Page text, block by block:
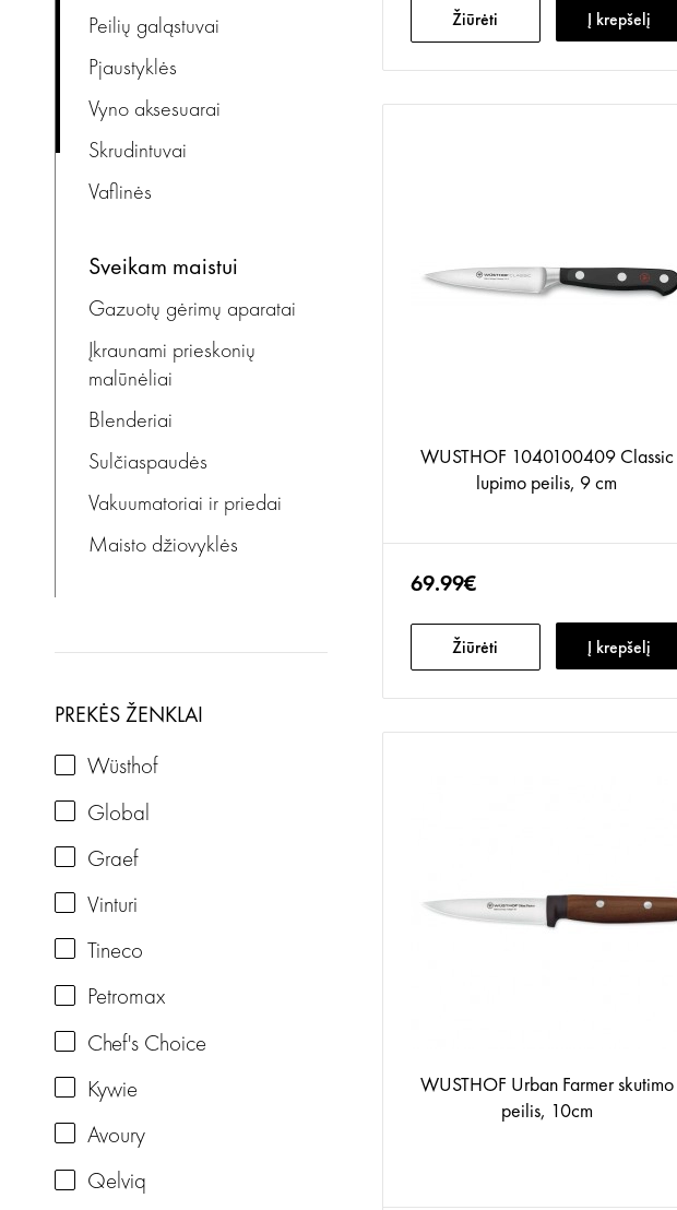
Peilių galąstuvai
Pjaustyklės
Vyno aksesuarai
Skrudintuvai
Vaflinės
sveikam maistui
Gazuotų gėrimų aparatai
Įkraunami prieskonių
malūnėliai
Blenderiai
Sulčiaspaudės
Vakuumatoriai ir priedai
Maisto džiovyklės
PREKĖS ŽENKLAI
Wüsthof
Global
Graef
Vinturi
Tineco
Petromax
Chef's Choice
Kywie
Avoury
Qelviq
Žiūrėti Į krepšelį
WUSTHOF 1040100409 Classic
lupimo peilis, 9 cm
69.99€
Žiūrėti Į krepšelį
WUSTHOF Urban Farmer skutimo
peilis, 10cm